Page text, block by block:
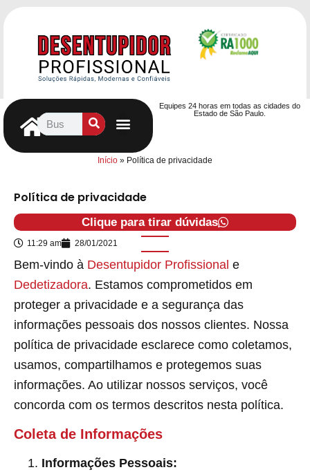
Equipes 24 horas em todas as cidades do
Estado de São Paulo.
Início » Política de privacidade
Política de privacidade
Clique para tirar dúvidas
11:29 am 28/01/2021
Bem-vindo à Desentupidor Profissional e
Dedetizadora. Estamos comprometidos em
proteger a privacidade e a segurança das
informações pessoais dos nossos clientes. Nossa
política de privacidade esclarece como coletamos,
usamos, compartilhamos e protegemos suas
informações. Ao utilizar nossos serviços, você
concorda com os termos descritos nesta política.
Coleta de Informações
Informações Pessoais: